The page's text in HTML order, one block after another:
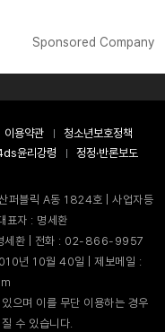
Sponsored Company
이용약관
청소년보호정책
윤리강령
정정·반론보도
퍼블릭 A동 1824호 | 사업자등
자 : 명세환
명세환 | 전화 : 02-866-9957
년 10월 40일 | 제보메일 :
으며 이를 무단 이용하는 경우
수 있습니다.